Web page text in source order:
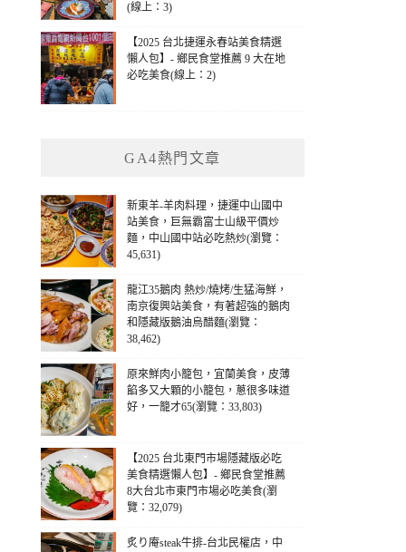
(線上：3)
【2025 台北捷運永春站美食精選
懶人包】- 鄉民食堂推薦 9 大在地
必吃美食(線上：2)
GA4熱門文章
新東羊-羊肉料理，捷運中山國中
站美食，巨無霸富士山級平價炒
麵，中山國中站必吃熱炒(瀏覽：
45,631)
龍江35鵝肉 熱炒/燒烤/生猛海鮮，
南京復興站美食，有著超強的鵝肉
和隱藏版鵝油烏醋麵(瀏覽：
38,462)
原來鮮肉小籠包，宜蘭美食，皮薄
餡多又大顆的小籠包，蔥很多味道
好，一籠才65(瀏覽：33,803)
【2025 台北東門市場隱藏版必吃
美食精選懶人包】- 鄉民食堂推薦
8大台北市東門市場必吃美食(瀏
覽：32,079)
炙り庵steak牛排-台北民權店，中